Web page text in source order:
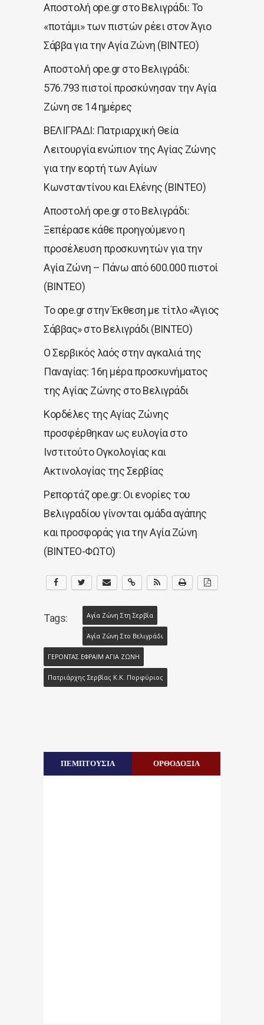
Αποστολή ope.gr στο Βελιγράδι: Το
«ποτάμι» των πιστών ρέει στον Άγιο
Σάββα για την Αγία Ζώνη (ΒΙΝΤΕΟ)
Αποστολή ope.gr στο Βελιγράδι:
576.793 πιστοί προσκύνησαν την Αγία
Ζώνη σε 14 ημέρες
ΒΕΛΙΓΡΑΔΙ: Πατριαρχική Θεία
Λειτουργία ενώπιον της Αγίας Ζώνης
για την εορτή των Αγίων
Κωνσταντίνου και Ελένης (ΒΙΝΤΕΟ)
Αποστολή ope.gr στο Βελιγράδι:
Ξεπέρασε κάθε προηγούμενο η
προσέλευση προσκυνητών για την
Αγία Ζώνη – Πάνω από 600.000 πιστοί
(ΒΙΝΤΕΟ)
Το ope.gr στην Έκθεση με τίτλο «Άγιος
Σάββας» στο Βελιγράδι (ΒΙΝΤΕΟ)
Ο Σερβικός λαός στην αγκαλιά της
Παναγίας: 16η μέρα προσκυνήματος
της Αγίας Ζώνης στο Βελιγράδι
Κορδέλες της Αγίας Ζώνης
προσφέρθηκαν ως ευλογία στο
Ινστιτούτο Ογκολογίας και
Ακτινολογίας της Σερβίας
Ρεπορτάζ ope.gr: Οι ενορίες του
Βελιγραδίου γίνονται ομάδα αγάπης
και προσφοράς για την Αγία Ζώνη
(ΒΙΝΤΕΟ-ΦΩΤΟ)
Tags: Αγία Ζώνη Στη Σερβία
Αγία Ζώνη Στο Βελιγράδι
ΓΕΡΟΝΤΑΣ ΕΦΡΑΙΜ ΑΓΙΑ ΖΩΝΗ
Πατριάρχης Σερβίας Κ.κ. Πορφύριος
ΠΕΜΠΤΟΥΣΙΑ ΟΡΘΟΔΟΞΙΑ